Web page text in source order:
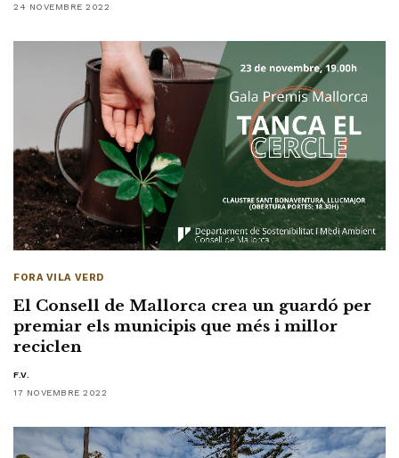
24 NOVEMBRE 2022
FORA VILA VERD
El Consell de Mallorca crea un guardó per
premiar els municipis que més i millor
reciclen
F.V.
17 NOVEMBRE 2022